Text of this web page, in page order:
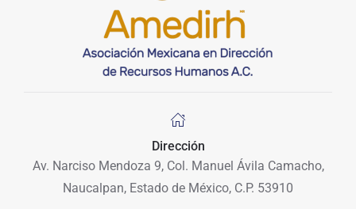
Dirección
Av. Narciso Mendoza 9, Col. Manuel Ávila Camacho,
Naucalpan, Estado de México, C.P. 53910